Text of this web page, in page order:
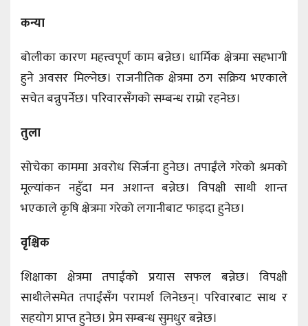
कन्या
बोलीका कारण महत्त्वपूर्ण काम बन्नेछ। धार्मिक क्षेत्रमा सहभागी
हुने अवसर मिल्नेछ। राजनीतिक क्षेत्रमा ठग सक्रिय भएकाले
सचेत बन्नुपर्नेछ। परिवारसँगको सम्बन्ध राम्रो रहनेछ।
तुला
सोचेका काममा अवरोध सिर्जना हुनेछ। तपाईंले गरेको श्रमको
मूल्यांकन नहुँदा मन अशान्त बन्नेछ। विपक्षी साथी शान्त
भएकाले कृषि क्षेत्रमा गरेको लगानीबाट फाइदा हुनेछ।
वृश्चिक
शिक्षाका क्षेत्रमा तपाईंको प्रयास सफल बन्नेछ। विपक्षी
साथीलेसमेत तपाईंसँग परामर्श लिनेछन्। परिवारबाट साथ र
सहयोग प्राप्त हुनेछ। प्रेम सम्बन्ध सुमधुर बन्नेछ।